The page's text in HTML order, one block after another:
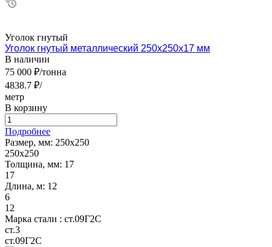
Уголок гнутый
Уголок гнутый металлический 250х250х17 мм
В наличии
75 000 ₽/тонна
4838.7 ₽/
метр
В корзину
Подробнее
Размер, мм: 250х250
250х250
Толщина, мм: 17
17
Длина, м: 12
6
12
Марка стали : ст.09Г2С
ст.3
ст.09Г2С